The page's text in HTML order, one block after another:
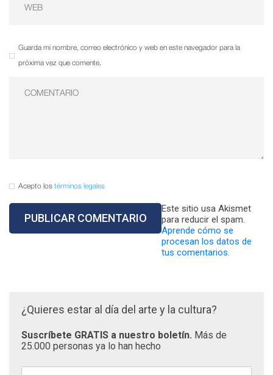
Guarda mi nombre, correo electrónico y web en este navegador para la
próxima vez que comente.
Acepto los términos legales
Este sitio usa Akismet
para reducir el spam.
Aprende cómo se
procesan los datos de
tus comentarios.
¿Quieres estar al día del arte y la cultura?
Suscríbete GRATIS a nuestro boletín. Más de
25.000 personas ya lo han hecho